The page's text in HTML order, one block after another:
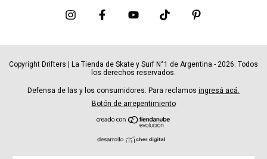
Copyright Drifters | La Tienda de Skate y Surf N°1 de Argentina - 2026. Todos
los derechos reservados.
Defensa de las y los consumidores. Para reclamos ingresá acá.
Botón de arrepentimiento